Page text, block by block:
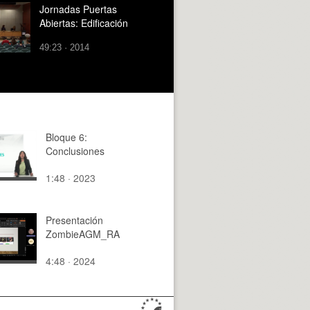
Jornadas Puertas
Abiertas: Edificación
49:23 · 2014
Bloque 6:
Conclusiones
1:48 · 2023
Presentación
ZombieAGM_RA
4:48 · 2024